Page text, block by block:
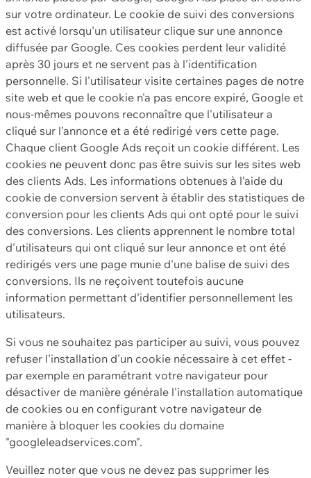
sur votre ordinateur. Le cookie de suivi des conversions
est activé lorsqu'un utilisateur clique sur une annonce
diffusée par Google. Ces cookies perdent leur validité
après 30 jours et ne servent pas à l'identification
personnelle. Si l'utilisateur visite certaines pages de notre
site web et que le cookie n'a pas encore expiré, Google et
nous-mêmes pouvons reconnaître que l'utilisateur a
cliqué sur l'annonce et a été redirigé vers cette page.
Chaque client Google Ads reçoit un cookie différent. Les
cookies ne peuvent donc pas être suivis sur les sites web
des clients Ads. Les informations obtenues à l'aide du
cookie de conversion servent à établir des statistiques de
conversion pour les clients Ads qui ont opté pour le suivi
des conversions. Les clients apprennent le nombre total
d'utilisateurs qui ont cliqué sur leur annonce et ont été
redirigés vers une page munie d'une balise de suivi des
conversions. Ils ne reçoivent toutefois aucune
information permettant d'identifier personnellement les
utilisateurs.
Si vous ne souhaitez pas participer au suivi, vous pouvez
refuser l'installation d'un cookie nécessaire à cet effet -
par exemple en paramétrant votre navigateur pour
désactiver de manière générale l'installation automatique
de cookies ou en configurant votre navigateur de
manière à bloquer les cookies du domaine
"googleleadservices.com".
Veuillez noter que vous ne devez pas supprimer les